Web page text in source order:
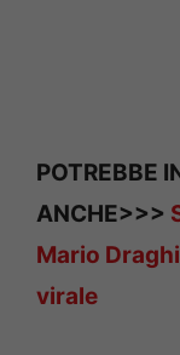
POTREBBE
ANCHE>>>
Mario
virale